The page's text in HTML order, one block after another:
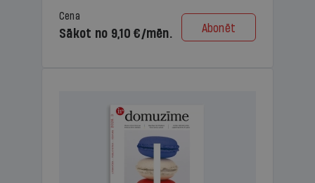
Cena
Sākot no 9,10 €/mēn. Abonēt